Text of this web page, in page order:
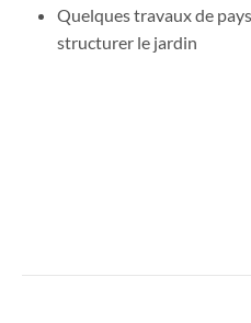
Quelques travaux de
structurer le jardin